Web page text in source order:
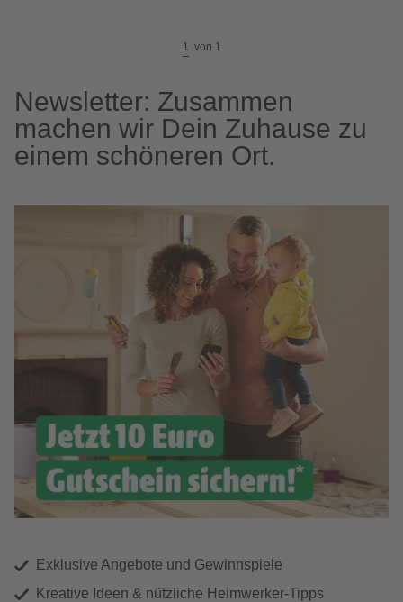
1 von 1
Newsletter: Zusammen
machen wir Dein Zuhause zu
einem schöneren Ort.
Exklusive Angebote und Gewinnspiele
Kreative Ideen & nützliche Heimwerker-Tipps